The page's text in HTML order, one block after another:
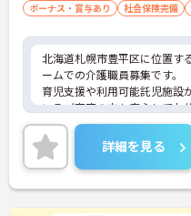
ボーナス・賞与あり
社会保険完備
北海道札幌市豊平区に位置す
ームでの介護職員募集です。
育児支援や利用可能託児施設
いるご家庭の方も安心してお
月9～10日休みのため、プラ
やすいです！
ご興味ある方には、面接のポ
細をお話致しますのでお気軽
詳細を見る